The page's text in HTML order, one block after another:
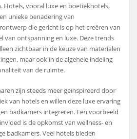
Hotels, vooral luxe en boetiekhotels,
unieke benadering van
die gericht is op het creëren van
van ontspanning en luxe. Deze trends
zichtbaar in de keuze van materialen
maar ook in de algehele indeling
van de ruimte.
zijn steeds meer geïnspireerd door
van hotels en willen deze luxe ervaring
badkamers integreren. Een voorbeeld
is de opkomst van wellness- en
badkamers. Veel hotels bieden